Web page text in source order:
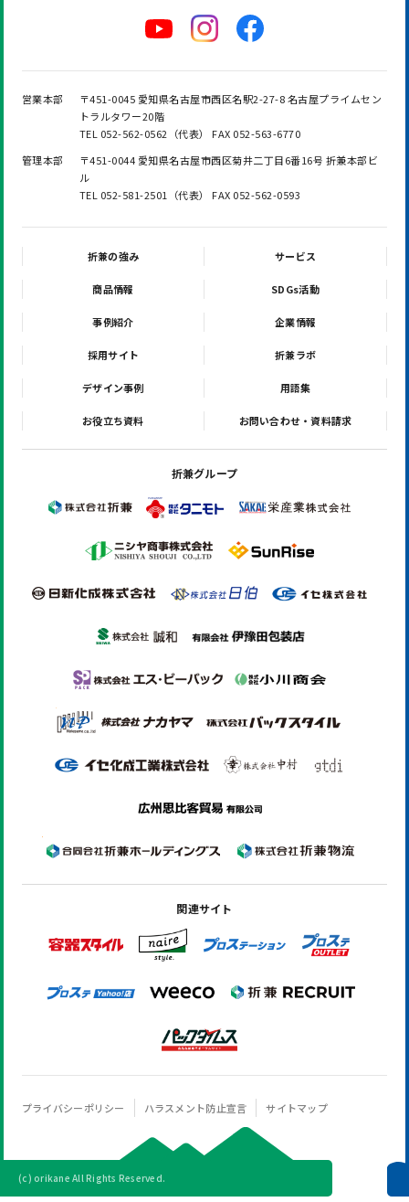
営業本部
〒451-0045 愛知県名古屋市西区名駅2-27-8 名古屋プライムセン
トラルタワー20階
TEL 052-562-0562（代表） FAX 052-563-6770
管理本部
〒451-0044 愛知県名古屋市西区菊井二丁目6番16号 折兼本部ビ
ル
TEL 052-581-2501（代表） FAX 052-562-0593
折兼の強み サービス
商品情報 SDGs活動
事例紹介 企業情報
採用サイト 折兼ラボ
デザイン事例 用語集
お役立ち資料 お問い合わせ・資料請求
折兼グループ
関連サイト
プライバシーポリシー ハラスメント防止宣言 サイトマップ
(c) orikane All Rights Reserved.